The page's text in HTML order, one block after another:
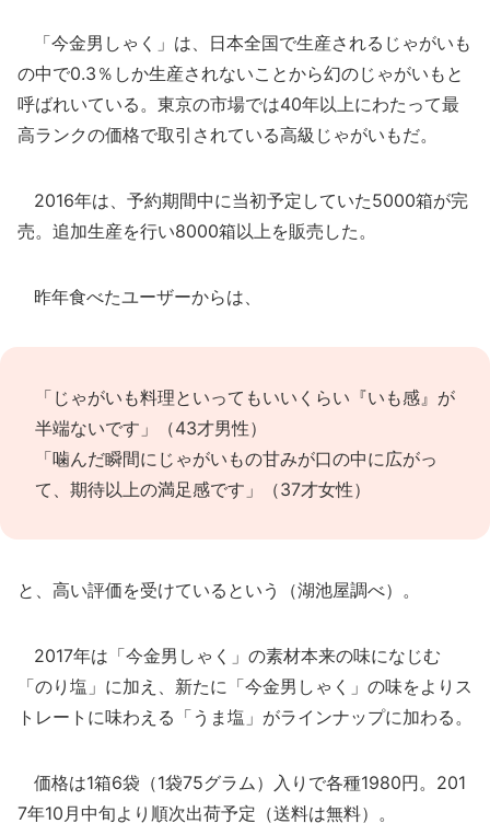
「今金男しゃく」は、日本全国で生産されるじゃがいも
の中で0.3％しか生産されないことから幻のじゃがいもと
呼ばれいている。東京の市場では40年以上にわたって最
高ランクの価格で取引されている高級じゃがいもだ。
2016年は、予約期間中に当初予定していた5000箱が完
売。追加生産を行い8000箱以上を販売した。
昨年食べたユーザーからは、
「じゃがいも料理といってもいいくらい『いも感』が
半端ないです」（43才男性）
「噛んだ瞬間にじゃがいもの甘みが口の中に広がっ
て、期待以上の満足感です」（37才女性）
と、高い評価を受けているという（湖池屋調べ）。
2017年は「今金男しゃく」の素材本来の味になじむ
「のり塩」に加え、新たに「今金男しゃく」の味をよりス
トレートに味わえる「うま塩」がラインナップに加わる。
価格は1箱6袋（1袋75グラム）入りで各種1980円。201
7年10月中旬より順次出荷予定（送料は無料）。